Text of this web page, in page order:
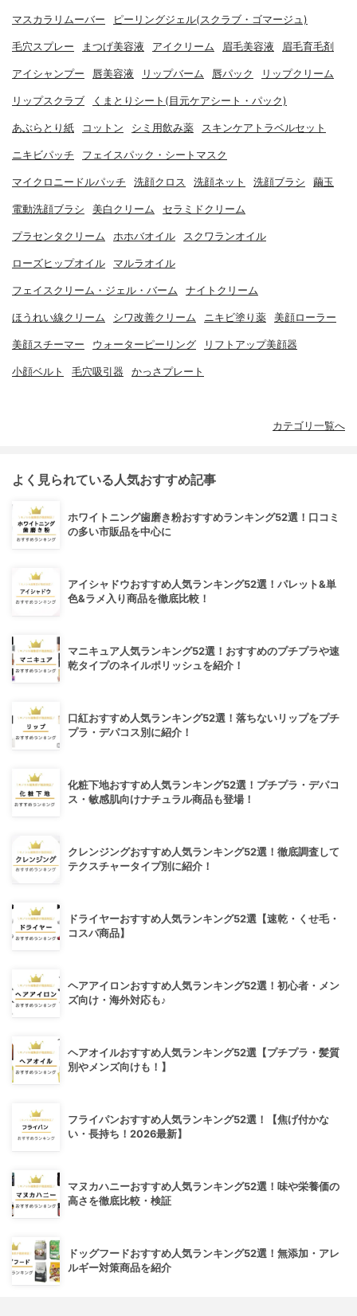
マスカラリムーバー ピーリングジェル(スクラブ・ゴマージュ)
毛穴スプレー まつげ美容液 アイクリーム 眉毛美容液 眉毛育毛剤
アイシャンプー 唇美容液 リップバーム 唇パック リップクリーム
リップスクラブ くまとりシート(目元ケアシート・パック)
あぶらとり紙 コットン シミ用飲み薬 スキンケアトラベルセット
ニキビパッチ フェイスパック・シートマスク
マイクロニードルパッチ 洗顔クロス 洗顔ネット 洗顔ブラシ 繭玉
電動洗顔ブラシ 美白クリーム セラミドクリーム
プラセンタクリーム ホホバオイル スクワランオイル
ローズヒップオイル マルラオイル
フェイスクリーム・ジェル・バーム ナイトクリーム
ほうれい線クリーム シワ改善クリーム ニキビ塗り薬 美顔ローラー
美顔スチーマー ウォーターピーリング リフトアップ美顔器
小顔ベルト 毛穴吸引器 かっさプレート
カテゴリ一覧へ
よく見られている人気おすすめ記事
ホワイトニング歯磨き粉おすすめランキング52選！口コミ
の多い市販品を中心に
アイシャドウおすすめ人気ランキング52選！パレット&単
色&ラメ入り商品を徹底比較！
マニキュア人気ランキング52選！おすすめのプチプラや速
乾タイプのネイルポリッシュを紹介！
口紅おすすめ人気ランキング52選！落ちないリップをプチ
プラ・デパコス別に紹介！
化粧下地おすすめ人気ランキング52選！プチプラ・デパコ
ス・敏感肌向けナチュラル商品も登場！
クレンジングおすすめ人気ランキング52選！徹底調査して
テクスチャータイプ別に紹介！
ドライヤーおすすめ人気ランキング52選【速乾・くせ毛・
コスパ商品】
ヘアアイロンおすすめ人気ランキング52選！初心者・メン
ズ向け・海外対応も♪
ヘアオイルおすすめ人気ランキング52選【プチプラ・髪質
別やメンズ向けも！】
フライパンおすすめ人気ランキング52選！【焦げ付かな
い・長持ち！2026最新】
マヌカハニーおすすめ人気ランキング52選！味や栄養価の
高さを徹底比較・検証
ドッグフードおすすめ人気ランキング52選！無添加・アレ
ルギー対策商品を紹介